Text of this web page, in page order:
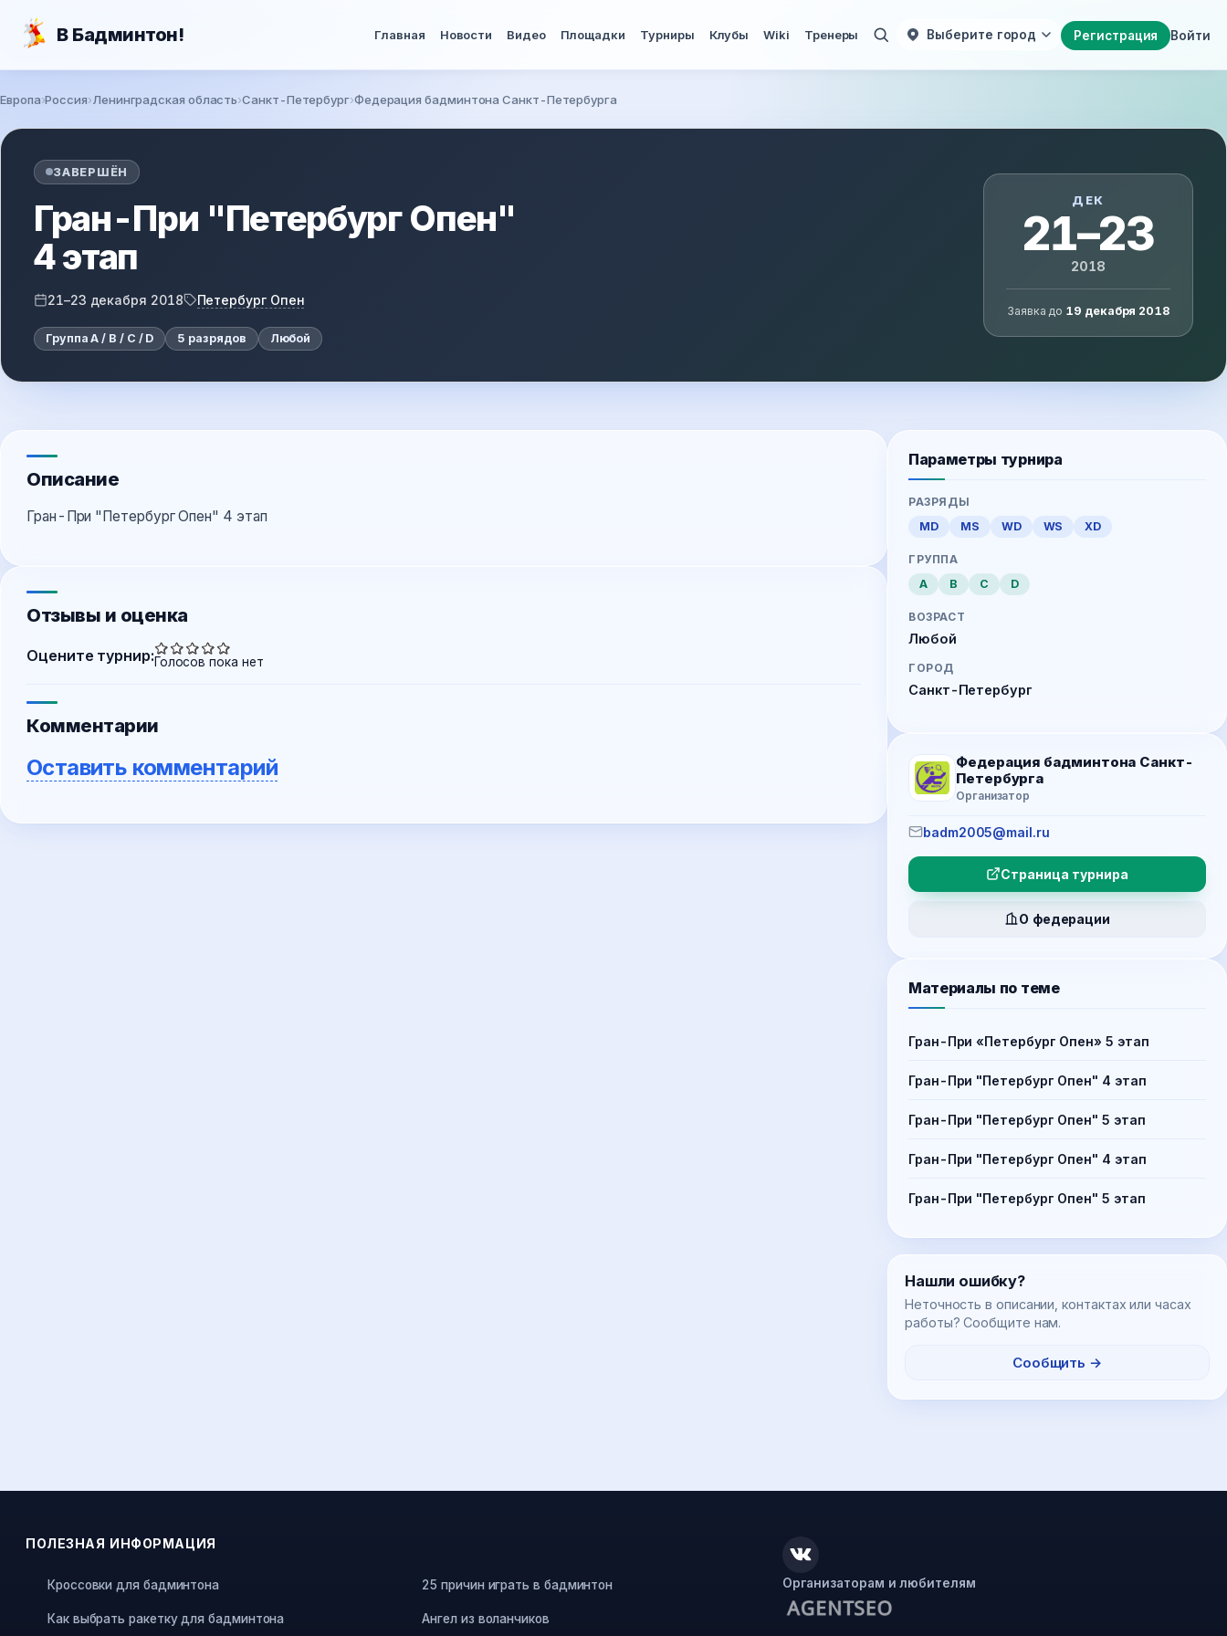
В Бадминтон! Главная Новости Видео Площадки Турниры Клубы Wiki Тренеры Регистрация Войти
Выберите город
Вы здесь
Европа Россия Ленинградская область Санкт-Петербург Федерация бадминтона Санкт-Петербурга
ЗАВЕРШЁН
Гран-При "Петербург Опен"
4 этап
21–23 декабря 2018 Петербург Опен
Группа A / B / C / D 5 разрядов Любой
ДЕК
21–23
2018
Заявка до 19 декабря 2018
Описание
Гран-При "Петербург Опен" 4 этап
Отзывы и оценка
Оцените турнир:Голосов пока нет
Комментарии
Оставить комментарий
Параметры турнира
РАЗРЯДЫ
MD
MS WD WS XD
ГРУППА
A
B C D
ВОЗРАСТ
Любой
ГОРОД
Санкт-Петербург
Федерация бадминтона Санкт-
Петербурга
Организатор
badm2005@mail.ru
Страница турнира
О федерации
Материалы по теме
Гран-При «Петербург Опен» 5 этап
Гран-При "Петербург Опен" 4 этап
Гран-При "Петербург Опен" 5 этап
Гран-При "Петербург Опен" 4 этап
Гран-При "Петербург Опен" 5 этап
Нашли ошибку?
Неточность в описании, контактах или часах
работы? Сообщите нам.
Сообщить →
ПОЛЕЗНАЯ ИНФОРМАЦИЯ
Кроссовки для бадминтона
Как выбрать ракетку для бадминтона
25 причин играть в бадминтон
Ангел из воланчиков
Организаторам и любителям